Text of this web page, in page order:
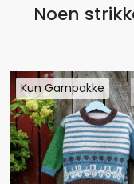
Noen
Kun Garnpakke